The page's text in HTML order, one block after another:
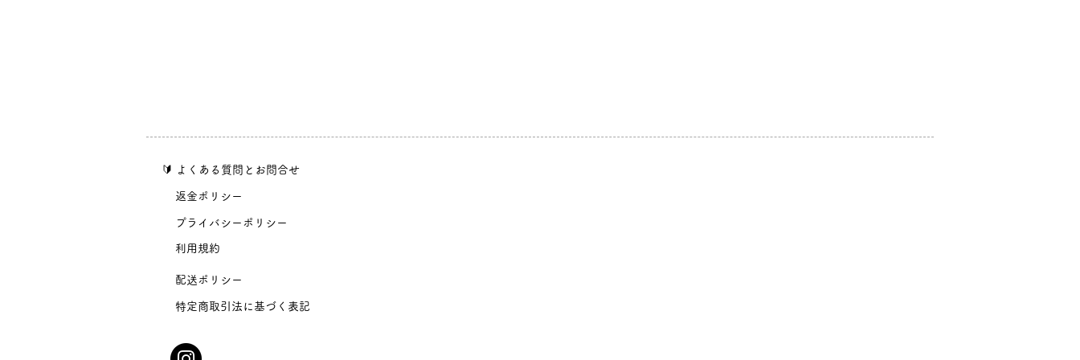
​🔰 よくある質問とお問合せ
​返金ポリシー
​プライバシーポリシー
​利用規約
​配送ポリシー
​特定商取引法に基づく表記